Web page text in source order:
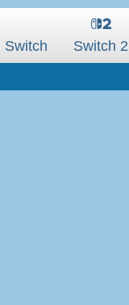
Switch Switch 2